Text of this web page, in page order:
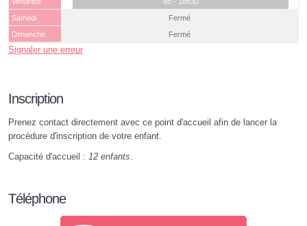
Samedi
Fermé
Dimanche
Fermé
Signaler une erreur
Inscription
Prenez contact directement avec ce point d'accueil afin de lancer la
procédure d'inscription de votre enfant.
Capacité d'accueil : 12 enfants
Téléphone